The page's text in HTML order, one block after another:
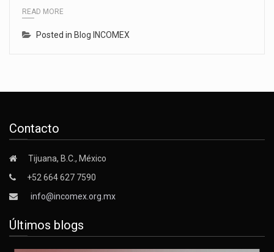
READ MORE
Posted in Blog INCOMEX
Contacto
Tijuana, B.C., México
+52 664 627 7590
info@incomex.org.mx
Últimos blogs